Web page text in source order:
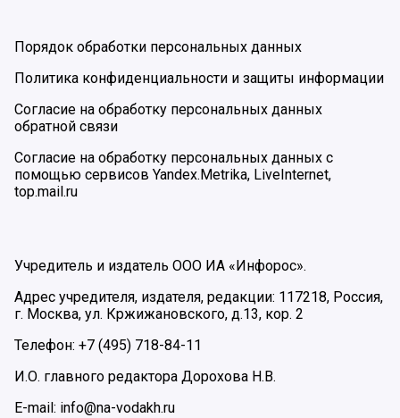
Порядок обработки персональных данных
Политика конфиденциальности и защиты информации
Согласие на обработку персональных данных
обратной связи
Согласие на обработку персональных данных с
помощью сервисов Yandex.Metrika, LiveInternet,
top.mail.ru
Учредитель и издатель ООО ИА «Инфорос».
Адрес учредителя, издателя, редакции: 117218, Россия,
г. Москва, ул. Кржижановского, д.13, кор. 2
Телефон: +7 (495) 718-84-11
И.О. главного редактора Дорохова Н.В.
E-mail: info@na-vodakh.ru